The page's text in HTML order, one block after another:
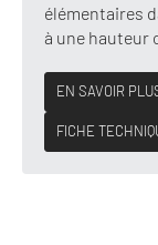
élémentaires
à une hauteur
EN SAVOIR
FICHE